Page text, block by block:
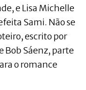
e Lisa Michelle
Sami. Não se
escrito por
Bob Sáenz, parte
o romance